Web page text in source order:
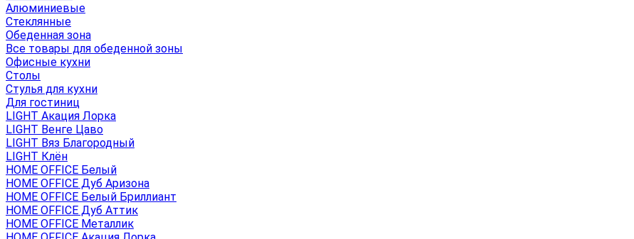
Алюминиевые
Стеклянные
Обеденная зона
Все товары для обеденной зоны
Офисные кухни
Столы
Стулья для кухни
Для гостиниц
LIGHT Акация Лорка
LIGHT Венге Цаво
LIGHT Вяз Благородный
LIGHT Клён
HOME OFFICE Белый
HOME OFFICE Дуб Аризона
HOME OFFICE Белый Бриллиант
HOME OFFICE Дуб Аттик
HOME OFFICE Металлик